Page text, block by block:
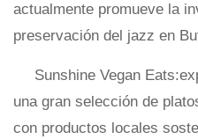
actualmente promueve la
preservación del jazz en
Sunshine Vegan
una gran selección de
con productos locales